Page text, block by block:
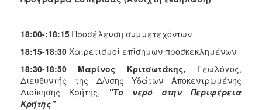
18:00-:18:15 Προσέλευση συμμετεχόντων
18:15-18:30 Χαιρετισμοί επίσημων προσκεκλημένων
18:30-18:50
Μαρίνος Κριτσωτάκης, Γεωλόγος,
Διευθυντής της Δ/νσης Υδάτων Αποκεντρωμένης
Διοίκησης Κρήτης, "Το νερό στην Περιφέρεια
Κρήτης"